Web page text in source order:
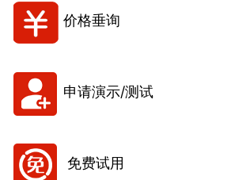
价格垂询
申请演示/测试
免费试用